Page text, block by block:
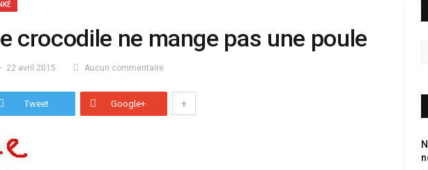
crocodile ne mange pas une poule
22 avril 2015 Aucun commentaire
Tweet Google+ +